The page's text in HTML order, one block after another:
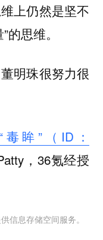
上仍然是坚不
思维。
明珠很努力很
“毒眸”（ID：
，36氪经授
信息存储空间服务。